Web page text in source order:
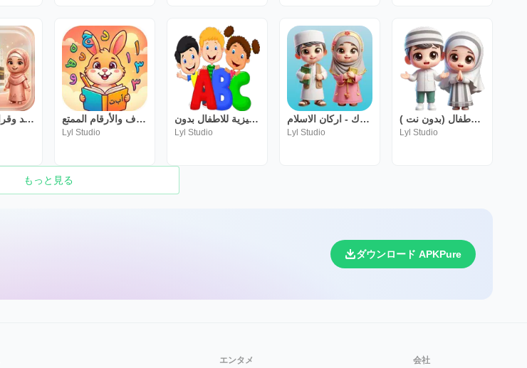
جزء تبارك ترديد وقراءة بدون نت عالم الحروف والأرقام الممتع
Lyl Studio
تعليم الانجليزية للاطفال بدون
Lyl Studio
جزء تبارك - اركان الاسلام
Lyl Studio
جزء قد سمع للاطفال (بدون نت )
Lyl Studio
もっと見る
ダウンロード APKPure
エンタメ 会社